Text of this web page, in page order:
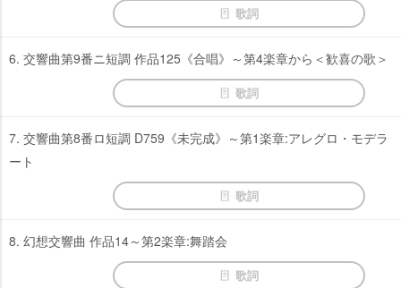
歌詞
6. 交響曲第9番ニ短調 作品125《合唱》～第4楽章から＜歓喜の歌＞
歌詞
7. 交響曲第8番ロ短調 D759《未完成》～第1楽章:アレグロ・モデラ
ート
歌詞
8. 幻想交響曲 作品14～第2楽章:舞踏会
歌詞